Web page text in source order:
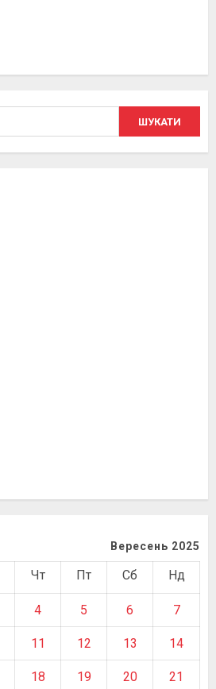
Вересень 2025
Чт Пт Сб Нд
4 5 6 7
11 12 13 14
18 19 20 21